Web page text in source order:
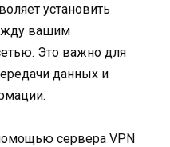
установить
вашим
Это важно для
данных и
сервера VPN